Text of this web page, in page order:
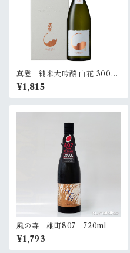
真澄 純米大吟醸 山花 300ml
（化粧箱入）
¥1,815
風の森 雄町807 720ml
¥1,793